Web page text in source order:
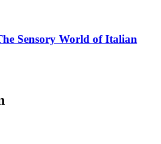
Sensory World of Italian